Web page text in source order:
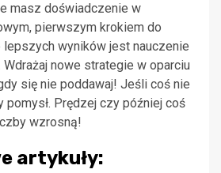
masz doświadczenie w
pierwszym krokiem do
wyników jest nauczenie
nowe strategie w oparciu
się nie poddawaj! Jeśli coś nie
pomysł. Prędzej czy później coś
wzrosną!
artykuły: